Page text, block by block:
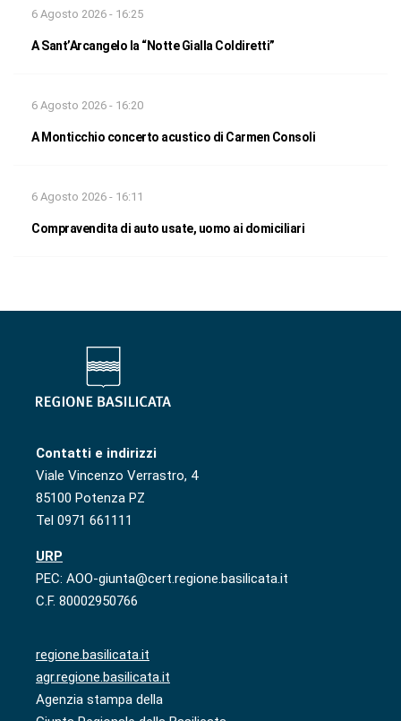
6 Agosto 2026 - 16:25
A Sant’Arcangelo la “Notte Gialla Coldiretti”
6 Agosto 2026 - 16:20
A Monticchio concerto acustico di Carmen Consoli
6 Agosto 2026 - 16:11
Compravendita di auto usate, uomo ai domiciliari
Contatti e indirizzi
Viale Vincenzo Verrastro, 4
85100 Potenza PZ
Tel 0971 661111
URP
PEC: AOO-giunta@cert.regione.basilicata.it
C.F. 80002950766
regione.basilicata.it
agr.regione.basilicata.it
Agenzia stampa della